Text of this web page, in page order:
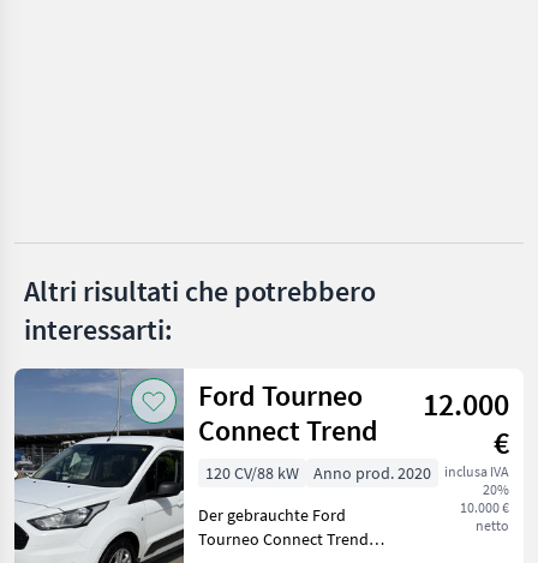
Altri risultati che potrebbero
interessarti:
Ford Tourneo
Connect Trend
12.000
€
inclusa IVA
20%
10.000 €
netto
120 CV/88 kW
Anno prod. 2020
Der gebrauchte Ford
Tourneo Connect Trend